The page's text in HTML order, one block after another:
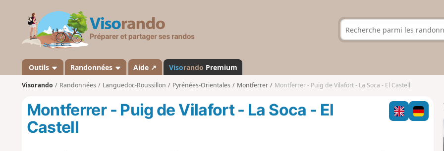
s
a
n
d
Outils Randonnées Aide ↗ Visorando Premium
Visorando Randonnées Languedoc-Roussillon Pyrénées-Orientales Montferrer Montferrer - Puig de Vilafort - La Soca - El Castell
Montferrer - Puig de Vilafort - La Soca - El
Castell